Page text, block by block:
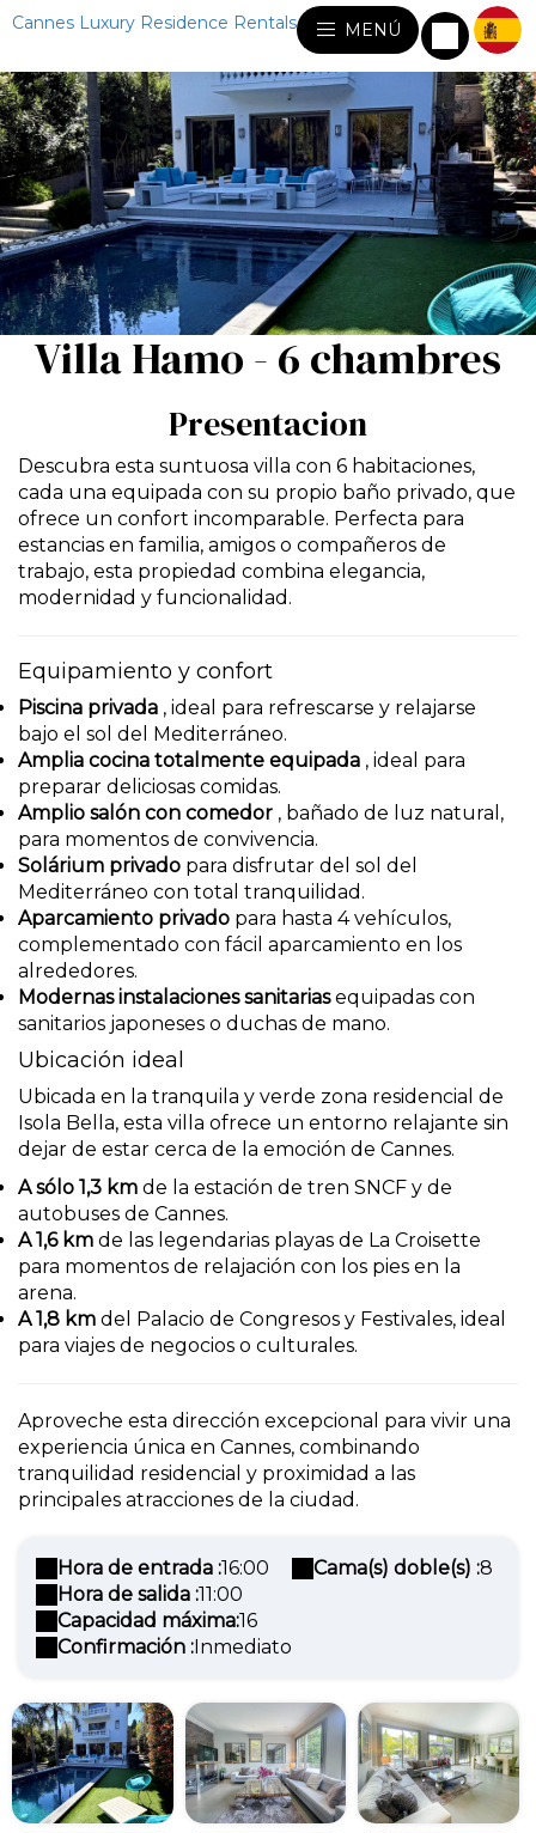
Cannes Luxury Residence Rentals MENÚ
Villa Hamo - 6 chambres
Presentacion
Descubra esta suntuosa villa con 6 habitaciones,
cada una equipada con su propio baño privado, que
ofrece un confort incomparable. Perfecta para
estancias en familia, amigos o compañeros de
trabajo, esta propiedad combina elegancia,
modernidad y funcionalidad.
Equipamiento y confort
Piscina privada , ideal para refrescarse y relajarse
bajo el sol del Mediterráneo.
Amplia cocina totalmente equipada , ideal para
preparar deliciosas comidas.
Amplio salón con comedor , bañado de luz natural,
para momentos de convivencia.
Solárium privado para disfrutar del sol del
Mediterráneo con total tranquilidad.
Aparcamiento privado para hasta 4 vehículos,
complementado con fácil aparcamiento en los
alrededores.
Modernas instalaciones sanitariasequipadas con
sanitarios japoneses o duchas de mano.
Ubicación ideal
Ubicada en la tranquila y verde zona residencial de
Isola Bella, esta villa ofrece un entorno relajante sin
dejar de estar cerca de la emoción de Cannes.
A sólo 1,3 km de la estación de tren SNCF y de
autobuses de Cannes.
A 1,6 km de las legendarias playas de La Croisette
para momentos de relajación con los pies en la
arena.
A 1,8 km del Palacio de Congresos y Festivales, ideal
para viajes de negocios o culturales.
Aproveche esta dirección excepcional para vivir una
experiencia única en Cannes, combinando
tranquilidad residencial y proximidad a las
principales atracciones de la ciudad.
Hora de entrada :16:00
Hora de salida :11:00
Capacidad máxima:16
Confirmación :Inmediato
Cama(s) doble(s) :8